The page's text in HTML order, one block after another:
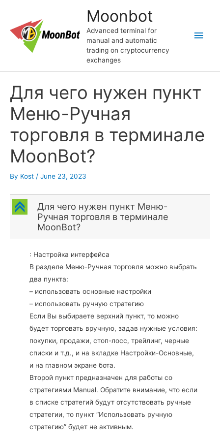
content
Moonbot
Advanced terminal for
manual and automatic
trading on cryptocurrency
exchanges
Main
Для чего нужен пункт
Меню-Ручная
торговля в терминале
MoonBot?
By Kost / June 23, 2023
C
Для чего нужен пункт Меню-
Ручная торговля в терминале
MoonBot?
: Настройка интерфейса
В разделе Меню-Ручная торговля можно выбрать
два пункта:
– использовать основные настройки
– использовать ручную стратегию
Если Вы выбираете верхний пункт, то можно
будет торговать вручную, задав нужные условия:
покупки, продажи, стоп-лосс, трейлинг, черные
списки и т.д., и на вкладке Настройки-Основные,
и на главном экране бота.
Второй пункт предназначен для работы со
стратегиями Manual. Обратите внимание, что если
в списке стратегий будут отсутствовать ручные
стратегии, то пункт “Использовать ручную
стратегию” будет не активным.